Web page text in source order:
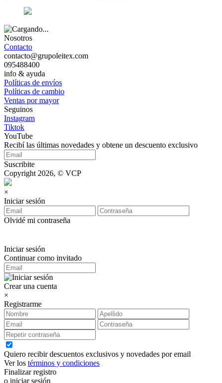
Nosotros
Contacto
contacto@grupoleitex.com
095488400
info & ayuda
Políticas de envíos
Políticas de cambio
Ventas por mayor
Seguinos
Instagram
Tiktok
YouTube
Recibí las últimas novedades y obtene un descuento exclusivo
Suscribite
Copyright 2026, © VCP
×
Iniciar sesión
Olvidé mi contraseña
Iniciar sesión
Continuar como invitado
Crear una cuenta
×
Registrarme
Quiero recibir descuentos exclusivos y novedades por email
Ver los términos y condiciones
Finalizar registro
o iniciar sesión